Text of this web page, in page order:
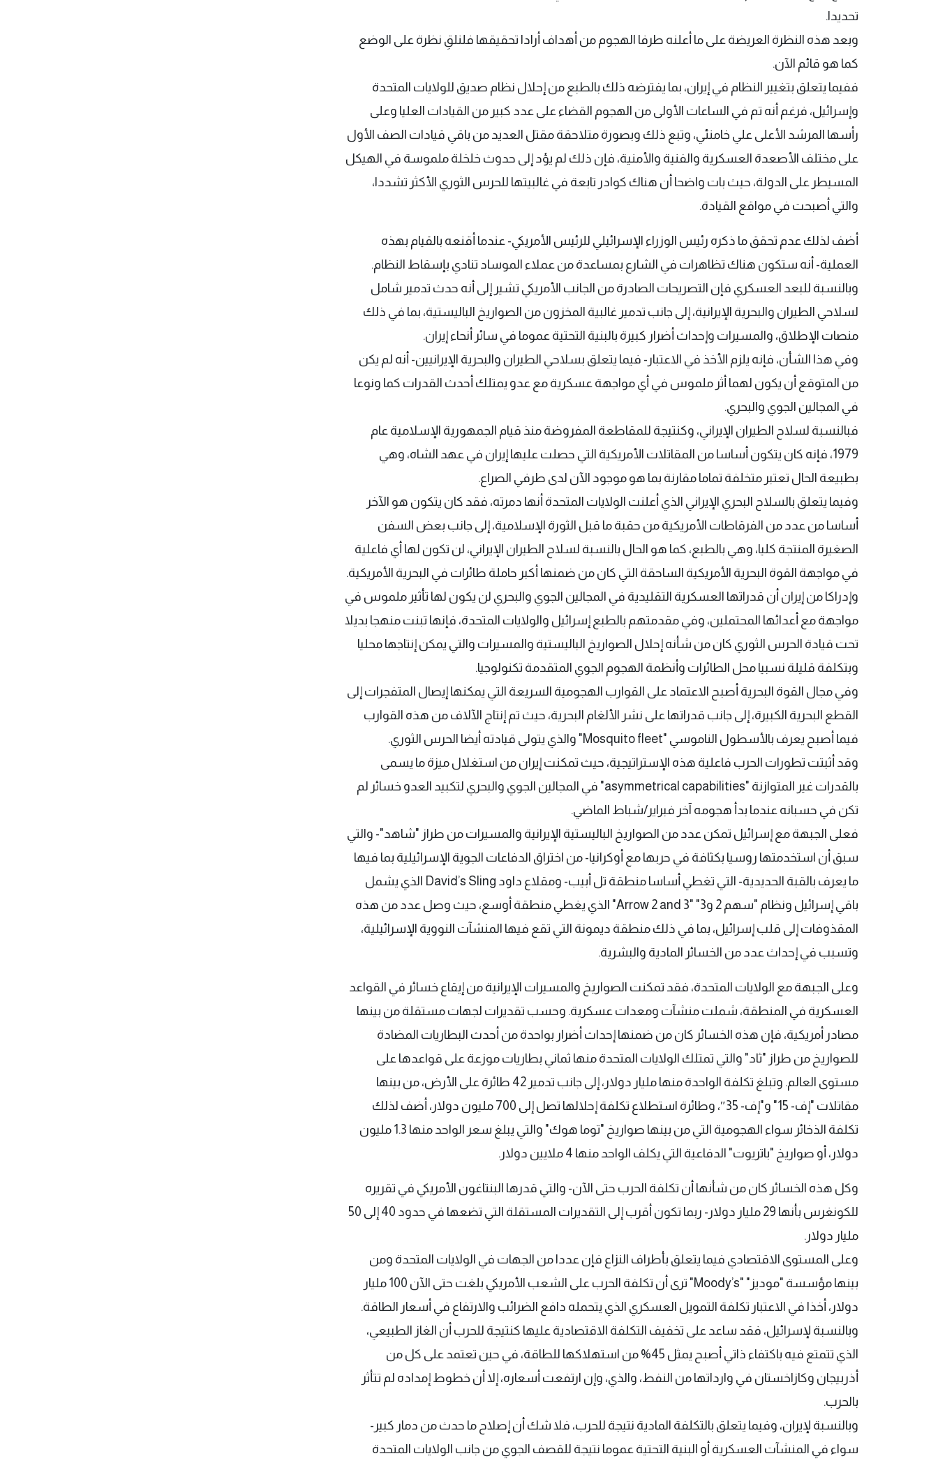
تحديدا.
وبعد هذه النظرة العريضة على ما أعلنه طرفا الهجوم من أهداف أرادا تحقيقها فلنلقِ نظرة على الوضع
كما هو قائم الآن.
ففيما يتعلق بتغيير النظام في إيران، بما يفترضه ذلك بالطبع من إحلال نظام صديق للولايات المتحدة
وإسرائيل، فرغم أنه تم في الساعات الأولى من الهجوم القضاء على عدد كبير من القيادات العليا وعلى
رأسها المرشد الأعلى علي خامنئي، وتبع ذلك وبصورة متلاحقة مقتل العديد من باقي قيادات الصف الأول
على مختلف الأصعدة العسكرية والفنية والأمنية، فإن ذلك لم يؤد إلى حدوث خلخلة ملموسة في الهيكل
المسيطر على الدولة، حيث بات واضحا أن هناك كوادر تابعة في غالبيتها للحرس الثوري الأكثر تشددا،
والتي أصبحت في مواقع القيادة.
أضف لذلك عدم تحقق ما ذكره رئيس الوزراء الإسرائيلي للرئيس الأمريكي- عندما أقنعه بالقيام بهذه
العملية- أنه ستكون هناك تظاهرات في الشارع بمساعدة من عملاء الموساد تنادي بإسقاط النظام.
وبالنسبة للبعد العسكري فإن التصريحات الصادرة من الجانب الأمريكي تشير إلى أنه حدث تدمير شامل
لسلاحي الطيران والبحرية الإيرانية، إلى جانب تدمير غالبية المخزون من الصواريخ الباليستية، بما في ذلك
منصات الإطلاق، والمسيرات وإحداث أضرار كبيرة بالبنية التحتية عموما في سائر أنحاء إيران.
وفي هذا الشأن، فإنه يلزم الأخذ في الاعتبار- فيما يتعلق بسلاحي الطيران والبحرية الإيرانيين- أنه لم يكن
من المتوقع أن يكون لهما أثر ملموس في أي مواجهة عسكرية مع عدو يمتلك أحدث القدرات كما ونوعا
في المجالين الجوي والبحري.
فبالنسبة لسلاح الطيران الإيراني، وكنتيجة للمقاطعة المفروضة منذ قيام الجمهورية الإسلامية عام
1979، فإنه كان يتكون أساسا من المقاتلات الأمريكية التي حصلت عليها إيران في عهد الشاه، وهي
بطبيعة الحال تعتبر متخلفة تماما مقارنة بما هو موجود الآن لدى طرفي الصراع.
وفيما يتعلق بالسلاح البحري الإيراني الذي أعلنت الولايات المتحدة أنها دمرته، فقد كان يتكون هو الآخر
أساسا من عدد من الفرقاطات الأمريكية من حقبة ما قبل الثورة الإسلامية، إلى جانب بعض السفن
الصغيرة المنتجة كليا، وهي بالطبع، كما هو الحال بالنسبة لسلاح الطيران الإيراني، لن تكون لها أي فاعلية
في مواجهة القوة البحرية الأمريكية الساحقة التي كان من ضمنها أكبر حاملة طائرات في البحرية الأمريكية.
وإدراكا من إيران أن قدراتها العسكرية التقليدية في المجالين الجوي والبحري لن يكون لها تأثير ملموس في
مواجهة مع أعدائها المحتملين، وفي مقدمتهم بالطبع إسرائيل والولايات المتحدة، فإنها تبنت منهجا بديلا
تحت قيادة الحرس الثوري كان من شأنه إحلال الصواريخ الباليستية والمسيرات والتي يمكن إنتاجها محليا
وبتكلفة قليلة نسبيا محل الطائرات وأنظمة الهجوم الجوي المتقدمة تكنولوجيا.
وفي مجال القوة البحرية أصبح الاعتماد على القوارب الهجومية السريعة التي يمكنها إيصال المتفجرات إلى
القطع البحرية الكبيرة، إلى جانب قدراتها على نشر الألغام البحرية، حيث تم إنتاج الآلاف من هذه القوارب
فيما أصبح يعرف بالأسطول الناموسي "Mosquito fleet" والذي يتولى قيادته أيضا الحرس الثوري.
وقد أثبتت تطورات الحرب فاعلية هذه الإستراتيجية، حيث تمكنت إيران من استغلال ميزة ما يسمى
بالقدرات غير المتوازنة "asymmetrical capabilities" في المجالين الجوي والبحري لتكبيد العدو خسائر لم
تكن في حسبانه عندما بدأ هجومه آخر فبراير/شباط الماضي.
فعلى الجبهة مع إسرائيل تمكن عدد من الصواريخ الباليستية الإيرانية والمسيرات من طراز "شاهد"- والتي
سبق أن استخدمتها روسيا بكثافة في حربها مع أوكرانيا- من اختراق الدفاعات الجوية الإسرائيلية بما فيها
ما يعرف بالقبة الحديدية- التي تغطي أساسا منطقة تل أبيب- ومقلاع داود David’s Sling الذي يشمل
باقي إسرائيل ونظام "سهم 2 و3" "Arrow 2 and 3" الذي يغطي منطقة أوسع، حيث وصل عدد من هذه
المقذوفات إلى قلب إسرائيل، بما في ذلك منطقة ديمونة التي تقع فيها المنشآت النووية الإسرائيلية،
وتسبب في إحداث عدد من الخسائر المادية والبشرية.
وعلى الجبهة مع الولايات المتحدة، فقد تمكنت الصواريخ والمسيرات الإيرانية من إيقاع خسائر في القواعد
العسكرية في المنطقة، شملت منشآت ومعدات عسكرية. وحسب تقديرات لجهات مستقلة من بينها
مصادر أمريكية، فإن هذه الخسائر كان من ضمنها إحداث أضرار بواحدة من أحدث البطاريات المضادة
للصواريخ من طراز "ثاد" والتي تمتلك الولايات المتحدة منها ثماني بطاريات موزعة على قواعدها على
مستوى العالم. وتبلغ تكلفة الواحدة منها مليار دولار، إلى جانب تدمير 42 طائرة على الأرض، من بينها
مقاتلات "إف- 15" و"إف- 35″، وطائرة استطلاع تكلفة إحلالها تصل إلى 700 مليون دولار، أضف لذلك
تكلفة الذخائر سواء الهجومية التي من بينها صواريخ "توما هوك" والتي يبلغ سعر الواحد منها 1.3 مليون
دولار، أو صواريخ "باتريوت" الدفاعية التي يكلف الواحد منها 4 ملايين دولار.
وكل هذه الخسائر كان من شأنها أن تكلفة الحرب حتى الآن- والتي قدرها البنتاغون الأمريكي في تقريره
للكونغرس بأنها 29 مليار دولار- ربما تكون أقرب إلى التقديرات المستقلة التي تضعها في حدود 40 إلى 50
مليار دولار.
وعلى المستوى الاقتصادي فيما يتعلق بأطراف النزاع فإن عددا من الجهات في الولايات المتحدة ومن
بينها مؤسسة "موديز" "Moody’s" ترى أن تكلفة الحرب على الشعب الأمريكي بلغت حتى الآن 100 مليار
دولار، أخذا في الاعتبار تكلفة التمويل العسكري الذي يتحمله دافع الضرائب والارتفاع في أسعار الطاقة.
وبالنسبة لإسرائيل، فقد ساعد على تخفيف التكلفة الاقتصادية عليها كنتيجة للحرب أن الغاز الطبيعي،
الذي تتمتع فيه باكتفاء ذاتي أصبح يمثل 45% من استهلاكها للطاقة، في حين تعتمد على كل من
أذربيجان وكازاخستان في وارداتها من النفط، والذي، وإن ارتفعت أسعاره، إلا أن خطوط إمداده لم تتأثر
بالحرب.
وبالنسبة لإيران، وفيما يتعلق بالتكلفة المادية نتيجة للحرب، فلا شك أن إصلاح ما حدث من دمار كبير-
سواء في المنشآت العسكرية أو البنية التحتية عموما نتيجة للقصف الجوي من جانب الولايات المتحدة